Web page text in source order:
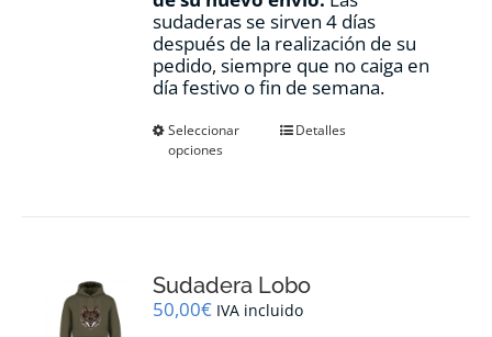
sudaderas se sirven 4 días
después de la realización de su
pedido, siempre que no caiga en
día festivo o fin de semana.
Seleccionar
opciones
Este
se
pueden
Detalles
Sudadera Lobo
50,00€ IVA incluido